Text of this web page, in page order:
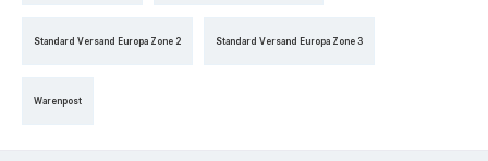
Standard Versand Europa Zone 2 Standard Versand Europa Zone 3
Warenpost